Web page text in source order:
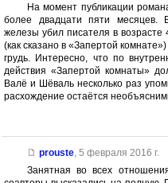
На момент публикации
более двадцати пяти месяцев.
железы убил писателя в
(как сказано в «Запертой
грудь. Интересно, что по
действия «Запертой комнаты»
Валё и Шёваль несколько раз
расхождение остаётся
prouste, 5 февраля 2016 г.
Занятная во всех